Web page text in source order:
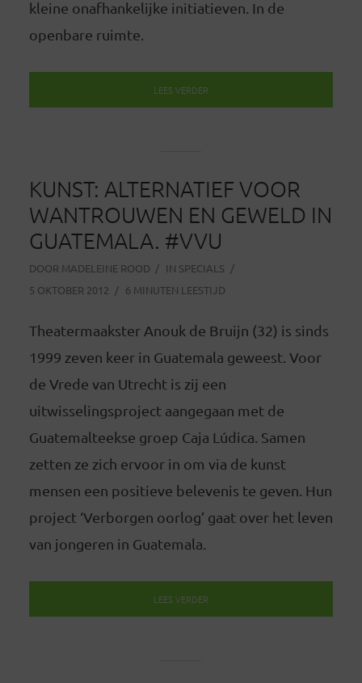
kleine onafhankelijke initiatieven. In de
openbare ruimte.
LEES VERDER
KUNST: ALTERNATIEF VOOR
WANTROUWEN EN GEWELD IN
GUATEMALA. #VVU
DOOR MADELEINE ROOD IN SPECIALS
5 OKTOBER 2012
6 MINUTEN LEESTIJD
Theatermaakster Anouk de Bruijn (32) is sinds
1999 zeven keer in Guatemala geweest. Voor
de Vrede van Utrecht is zij een
uitwisselingsproject aangegaan met de
Guatemalteekse groep Caja Lúdica. Samen
zetten ze zich ervoor in om via de kunst
mensen een positieve belevenis te geven. Hun
project ‘Verborgen oorlog’ gaat over het leven
van jongeren in Guatemala.
LEES VERDER